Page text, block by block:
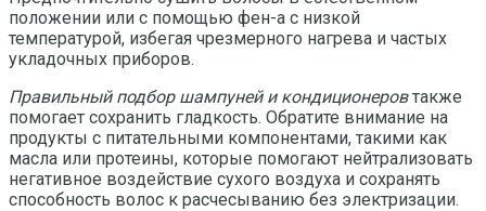
положении или с помощью фен-а с низкой
температурой, избегая чрезмерного нагрева и частых
укладочных приборов.
Правильный подбор шампуней и кондиционеровтакже
помогает сохранить гладкость. Обратите внимание на
продукты с питательными компонентами, такими как
масла или протеины, которые помогают нейтрализовать
негативное воздействие сухого воздуха и сохранять
способность волос к расчесыванию без электризации.